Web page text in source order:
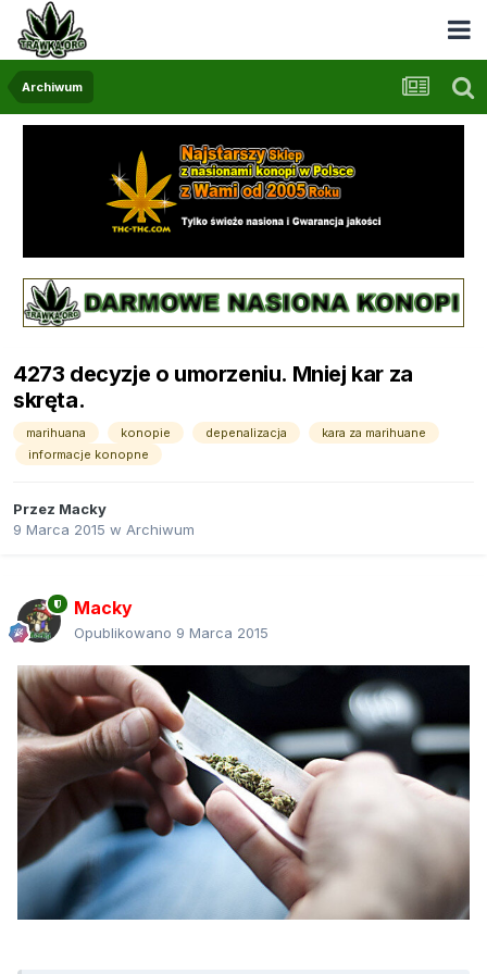
Archiwum
4273 decyzje o umorzeniu. Mniej kar za
skręta.
marihuana konopie depenalizacja
kara za marihuane
informacje konopne
Przez Macky
9 Marca 2015 w Archiwum
Macky
Opublikowano 9 Marca 2015